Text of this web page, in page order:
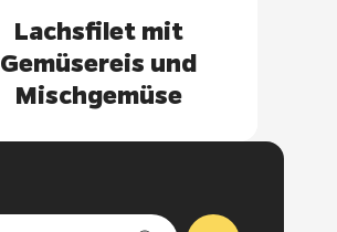
Lachsfilet mit
Gemüsereis und
Mischgemüse